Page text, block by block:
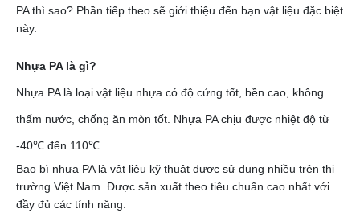
PA thì sao? Phần tiếp theo sẽ giới thiệu đến bạn vật liệu đặc biệt
này.
Nhựa PA là gì?
Nhựa PA là loại vật liệu nhựa có độ cứng tốt, bền cao, không
thấm nước, chống ăn mòn tốt. Nhựa PA chịu được nhiệt độ từ
-40℃ đến 110℃.
Bao bì nhựa PA là vật liệu kỹ thuật được sử dụng nhiều trên thị
trường Việt Nam. Được sản xuất theo tiêu chuẩn cao nhất với
đầy đủ các tính năng.